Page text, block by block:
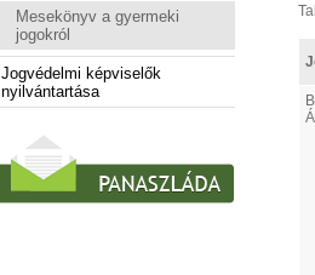
Mesekönyv a gyermeki
jogokról
Jogvédelmi képviselők
nyilvántartása